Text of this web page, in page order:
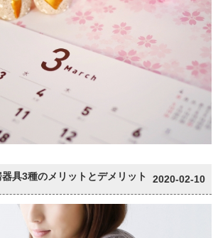
具3種のメリットとデメリット 2020-02-10